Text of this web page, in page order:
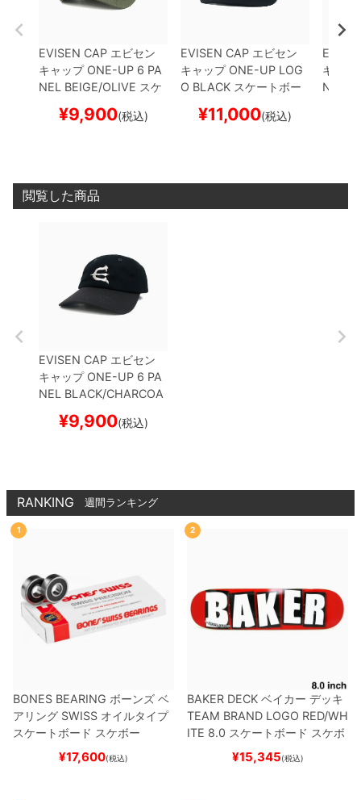
EVISEN CAP エビセン
キャップONE-UP 6 PA
NEL BEIGE/OLIVE スケ
¥9,900(税込)
EVISEN CAP エビセン
キャップONE-UP LOG
O BLACK スケートボー
¥11,000(税込)
キャッ
NEL
閲覧した商品
EVISEN CAP エビセン
キャップONE-UP 6 PA
NEL BLACK/CHARCOA
¥9,900(税込)
RANKING 週間ランキング
1
BONES BEARING ボーンズ ベ
アリング SWISS オイルタイプ
スケートボード スケボー
¥17,600(税込)
2
BAKER DECK ベイカー デッキ
TEAM BRAND LOGO RED/WH
ITE 8.0 スケートボード スケボ
¥15,345(税込)